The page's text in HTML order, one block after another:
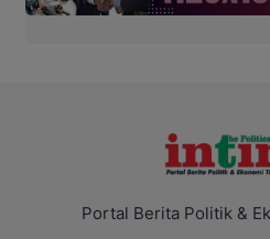
Portal Berita Politik &